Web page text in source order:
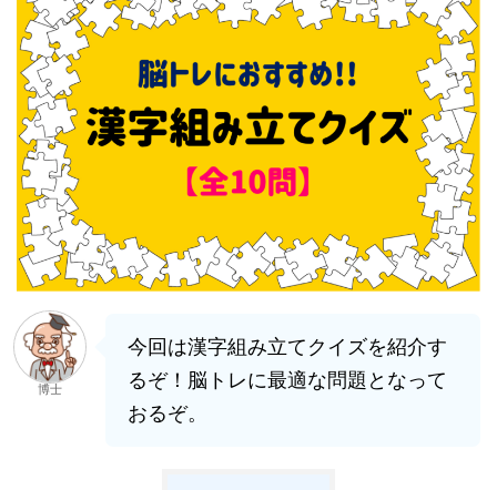
博士
今回は漢字組み立てクイズを紹介す
るぞ！脳トレに最適な問題となって
おるぞ。